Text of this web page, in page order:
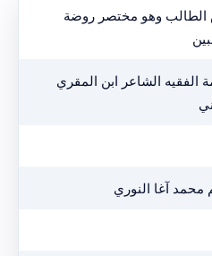
وهو مختصر روضة
الفقيه الشاعر ابن المقري
محمد آغا النوري